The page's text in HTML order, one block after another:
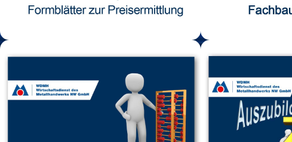
Das Angebot